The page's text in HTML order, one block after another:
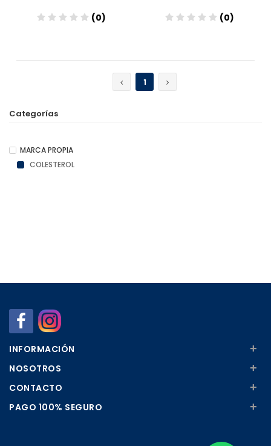
(0) (0)
1
Categorías
MARCA PROPIA
COLESTEROL
INFORMACIÓN +
NOSOTROS +
CONTACTO +
PAGO 100% SEGURO +